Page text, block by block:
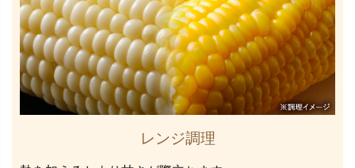
レンジ調理